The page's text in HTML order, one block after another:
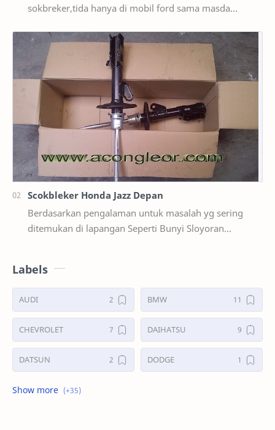
sokbreker,tida hanya di mobil ford sama masda
Scokbleker Honda Jazz Depan
Berdasarkan pengalaman untuk masalah yg sering
ditemukan di lapangan Seperti Bunyi Sloyoran
Labels
AUDI BMW
CHEVROLET DAIHATSU
DATSUN DODGE
FORD